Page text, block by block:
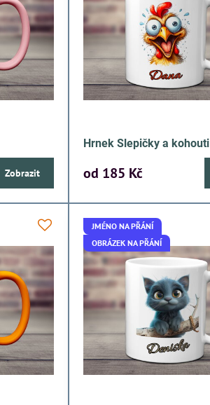
Zobrazit
Hrnek Slepičky a kohouti
od 185 Kč
JMÉNO NA PŘÁNÍ
OBRÁZEK NA PŘÁNÍ